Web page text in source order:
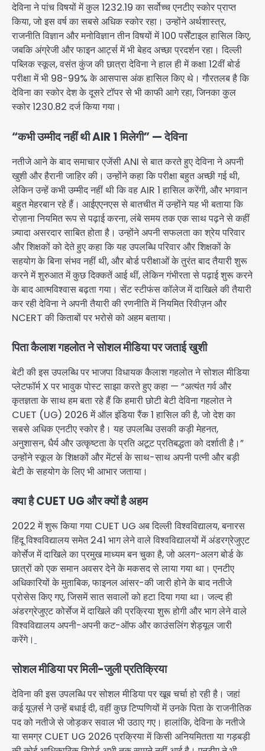
देविना ने पांच विषयों में कुल 1232.19 का सर्वोच्च एनटीए स्कोर प्राप्त
किया, जो इस वर्ष का सबसे अधिक स्कोर रहा। उन्होंने अर्थशास्त्र,
राजनीति विज्ञान और मनोविज्ञान तीन विषयों में 100 पर्सेंटाइल हासिल किए,
जबकि अंग्रेजी और फाइन आर्ट्स में भी बेहद अच्छा प्रदर्शन रहा। दिल्ली
पब्लिक स्कूल, वसंत कुंज की छात्रा देविना ने हाल ही में कक्षा 12वीं बोर्ड
परीक्षा में भी 98-99% के आसपास अंक हासिल किए थे। गौरतलब है कि
देविना का स्कोर देश के दूसरे टॉपर से भी काफी आगे रहा, जिनका कुल
स्कोर 1230.82 दर्ज किया गया।
“कभी उम्मीद नहीं थी AIR 1 मिलेगी” — देविना
नतीजे आने के बाद समाचार एजेंसी ANI से बात करते हुए देविना ने अपनी
खुशी और हैरानी जाहिर की। उन्होंने कहा कि परीक्षा बहुत अच्छी गई थी,
लेकिन उन्हें कभी उम्मीद नहीं थी कि वह AIR 1 हासिल करेंगी, और भगवान
बहुत मेहरबान रहे हैं। आईएएनएस से बातचीत में उन्होंने यह भी बताया कि
रोज़ाना नियमित रूप से पढ़ाई करना, लंबे समय तक एक साथ पढ़ने से कहीं
ज़्यादा असरदार साबित होता है। उन्होंने अपनी सफलता का श्रेय परिवार
और शिक्षकों को देते हुए कहा कि यह उपलब्धि परिवार और शिक्षकों के
सहयोग के बिना संभव नहीं थी, और बोर्ड परीक्षाओं के तुरंत बाद तैयारी शुरू
करने में शुरुआत में कुछ दिक्कतें आई थीं, लेकिन गंभीरता से पढ़ाई शुरू करने
के बाद आत्मविश्वास बढ़ता गया। सेंट स्टीफंस कॉलेज में दाखिले की तैयारी
कर रही देविना ने अपनी तैयारी की रणनीति में नियमित रिवीज़न और
NCERT की किताबों पर भरोसे को अहम बताया।
पिता कैलाश गहलोत ने सोशल मीडिया पर जताई खुशी
बेटी की इस उपलब्धि पर भाजपा विधायक कैलाश गहलोत ने सोशल मीडिया
प्लेटफॉर्म X पर भावुक पोस्ट साझा करते हुए कहा — “अत्यंत गर्व और
कृतज्ञता के साथ हम बता रहे हैं कि हमारी छोटी बेटी देविना गहलोत ने
CUET (UG) 2026 में ऑल इंडिया रैंक 1 हासिल की है, जो देश का
सबसे अधिक एनटीए स्कोर है। यह उपलब्धि उसकी कड़ी मेहनत,
अनुशासन, धैर्य और उत्कृष्टता के प्रति अटूट प्रतिबद्धता को दर्शाती है।”
उन्होंने स्कूल के शिक्षकों और मेंटर्स के साथ-साथ अपनी पत्नी और बड़ी
बेटी के सहयोग के लिए भी आभार जताया।
क्या है CUET UG और क्यों है अहम
2022 में शुरू किया गया CUET UG अब दिल्ली विश्वविद्यालय, बनारस
हिंदू विश्वविद्यालय समेत 241 भाग लेने वाले विश्वविद्यालयों में अंडरग्रेजुएट
कोर्सेज में दाखिले का प्रमुख माध्यम बन चुका है, जो अलग-अलग बोर्ड के
छात्रों को एक समान अवसर देने के मकसद से लाया गया था। एनटीए
अधिकारियों के मुताबिक, फाइनल आंसर-की जारी होने के बाद नतीजे
प्रोसेस किए गए, जिसमें सात सवालों को हटा दिया गया था। जल्द ही
अंडरग्रेजुएट कोर्सेज में दाखिले की प्रक्रिया शुरू होगी और भाग लेने वाले
विश्वविद्यालय अपनी-अपनी कट-ऑफ और काउंसलिंग शेड्यूल जारी
करेंगे।
सोशल मीडिया पर मिली-जुली प्रतिक्रिया
देविना की इस उपलब्धि पर सोशल मीडिया पर खूब चर्चा हो रही है। जहां
कई यूज़र्स ने उन्हें बधाई दी, वहीं कुछ टिप्पणियों में उनके पिता के राजनीतिक
पद को नतीजे से जोड़कर सवाल भी उठाए गए। हालांकि, देविना के नतीजे
या समग्र CUET UG 2026 प्रक्रिया में किसी अनियमितता या गड़बड़ी